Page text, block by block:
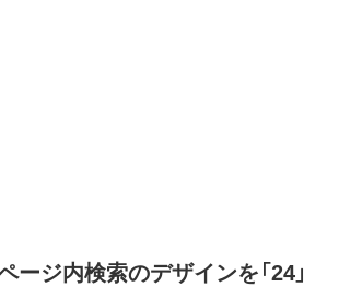
ージ内検索のデザインを「24」